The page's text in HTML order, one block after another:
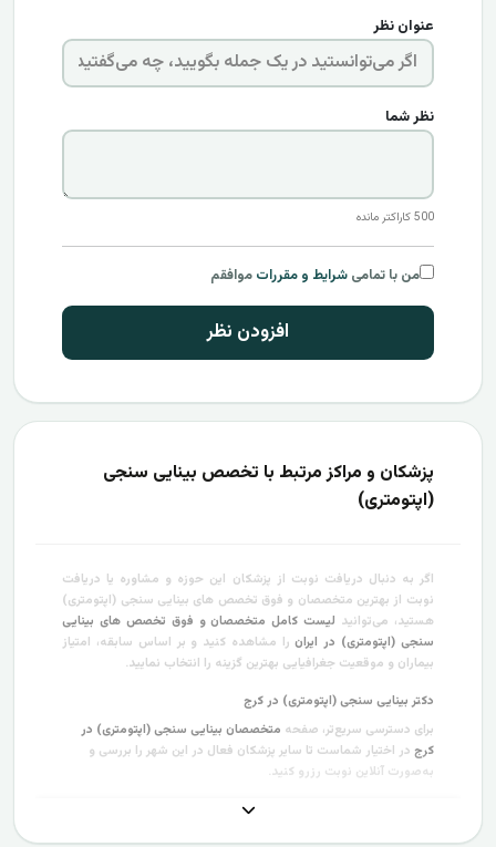
عنوان نظر
نظر شما
500کاراکتر مانده
من با تمامیشرایط و مقررات موافقم
افزودن نظر
پزشکان و مراکز مرتبط با تخصص بینایی سنجی
(اپتومتری)
اگر به دنبال دریافت نوبت از پزشکان این حوزه و مشاوره یا دریافت
نوبت از بهترین متخصصان و فوق تخصص های بینایی سنجی (اپتومتری)
هستید، می‌توانید لیست کامل متخصصان و فوق تخصص های بینایی
سنجی (اپتومتری) در ایرانرا مشاهده کنید و بر اساس سابقه، امتیاز
بیماران و موقعیت جغرافیایی بهترین گزینه را انتخاب نمایید.
دکتر بینایی سنجی (اپتومتری) در کرج
برای دسترسی سریع‌تر، صفحه متخصصان بینایی سنجی (اپتومتری) در
کرج در اختیار شماست تا سایر پزشکان فعال در این شهر را بررسی و
به‌صورت آنلاین نوبت رزرو کنید.